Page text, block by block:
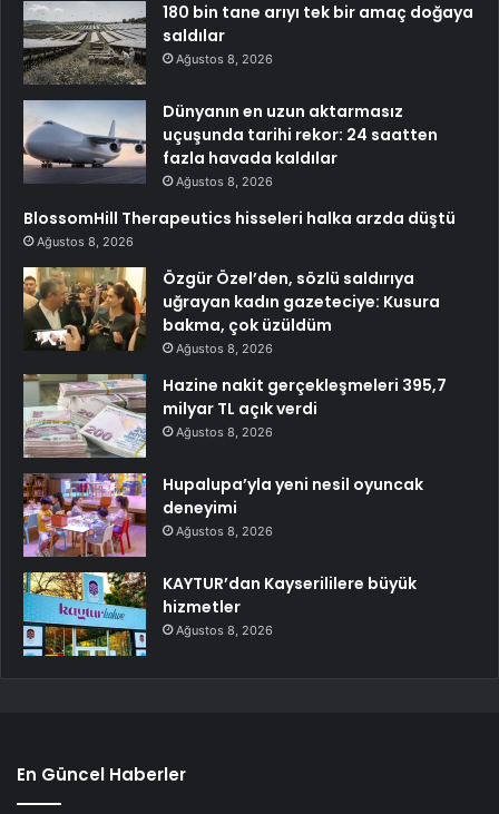
180 bin tane arıyı tek bir amaç doğaya
saldılar
Ağustos 8, 2026
Dünyanın en uzun aktarmasız
uçuşunda tarihi rekor: 24 saatten
fazla havada kaldılar
Ağustos 8, 2026
BlossomHill Therapeutics hisseleri halka arzda düştü
Ağustos 8, 2026
Özgür Özel’den, sözlü saldırıya
uğrayan kadın gazeteciye: Kusura
bakma, çok üzüldüm
Ağustos 8, 2026
Hazine nakit gerçekleşmeleri 395,7
milyar TL açık verdi
Ağustos 8, 2026
Hupalupa’yla yeni nesil oyuncak
deneyimi
Ağustos 8, 2026
KAYTUR’dan Kayserililere büyük
hizmetler
Ağustos 8, 2026
En Güncel Haberler